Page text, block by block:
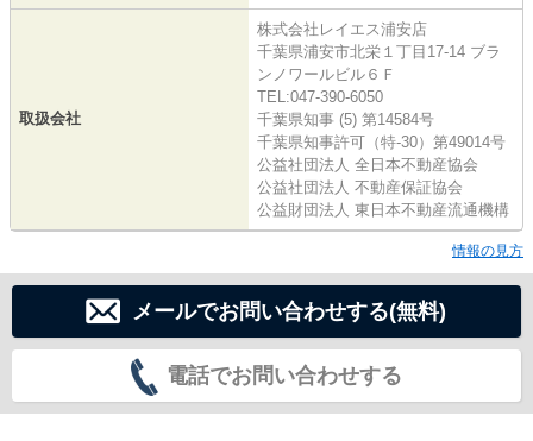
取扱会社
株式会社レイエス浦安店
千葉県浦安市北栄１丁目17-14 ブラ
ンノワールビル６Ｆ
TEL:047-390-6050
千葉県知事 (5) 第14584号
千葉県知事許可（特-30）第49014号
公益社団法人 全日本不動産協会
公益社団法人 不動産保証協会
公益財団法人 東日本不動産流通機構
情報の見方
メールでお問い合わせする(無料)
電話でお問い合わせする